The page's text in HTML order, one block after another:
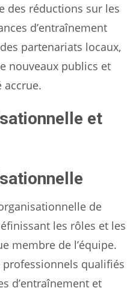
des réductions sur les
d’entraînement
partenariats locaux,
nouveaux publics et
accrue.
et
de
les rôles et les
membre de l’équipe.
professionnels qualifiés
d’entraînement et